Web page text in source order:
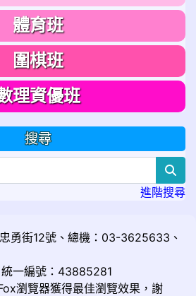
體育班
圍棋班
理資優班
搜尋
進階搜尋
勇街12號、總機：03-3625633、
一編號：43885281
瀏覽器獲得最佳瀏覽效果，謝